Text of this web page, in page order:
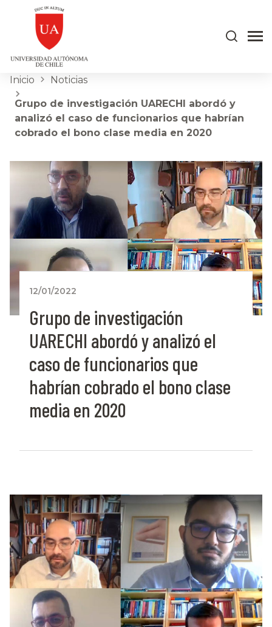
Inicio Noticias
Grupo de investigación UARECHI abordó y
analizó el caso de funcionarios que habrían
cobrado el bono clase media en 2020
12/01/2022
Grupo de investigación
UARECHI abordó y analizó el
caso de funcionarios que
habrían cobrado el bono clase
media en 2020